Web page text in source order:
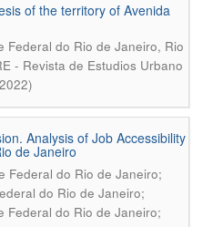
of the territory of Avenida
Federal do Rio de Janeiro, Rio
- Revista de Estudios Urbano
Analysis of Job Accessibility
de Janeiro
Federal do Rio de Janeiro;
do Rio de Janeiro;
Federal do Rio de Janeiro;